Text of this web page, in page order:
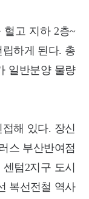
고 지하 2층~
하게 된다. 총
일반분양 물량
해 있다. 장신
스 부산반여점
텀2지구 도시
복선전철 역사